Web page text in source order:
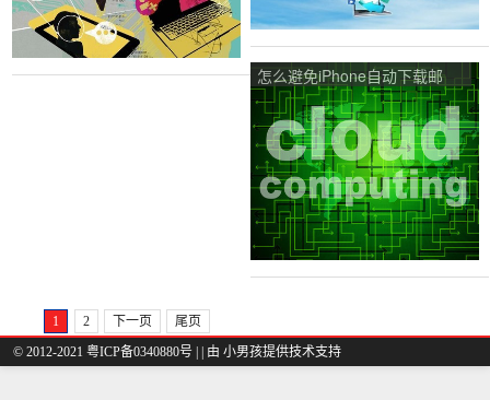
怎么避免iPhone自动下载邮
件？
1 2 下一页
尾页
© 2012-2021 粤ICP备0340880号 |
| 由 小男孩提供技术支持